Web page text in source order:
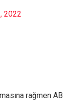
2022
rağmen AB